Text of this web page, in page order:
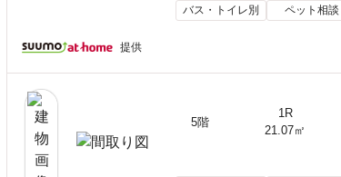
バス・トイレ別 ペット相談
提供
5階
1R
21.07㎡